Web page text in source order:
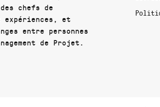
chefs de
et
entre personnes
de Projet.